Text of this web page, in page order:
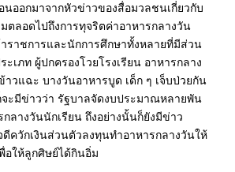
ออกมาจากหัวข่าวของสื่อมวลชนเกี่ยวกับ
ลอดไปถึงการทุจริตค่าอาหารกลางวัน
ราชการและนักการศึกษาทั้งหลายที่มีส่วน
ะเภท ผู้ปกครองโวยโรงเรียน อาหารกลาง
วแฉะ บางวันอาหารบูด เด็ก ๆ เจ็บป่วยกัน
ะมีข่าวว่า รัฐบาลจัดงบประมาณหลายพัน
กลางวันนักเรียน ถึงอย่างนั้นก็ยังมีข่าว
ควักเงินส่วนตัวลงทุนทำอาหารกลางวันให้
อให้ลูกศิษย์ได้กินอิ่ม